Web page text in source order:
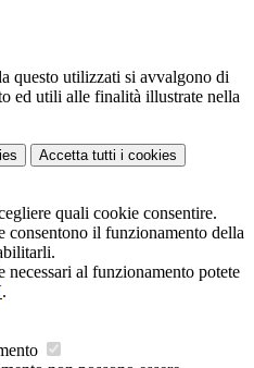
questo utilizzati si avvalgono di
ed utili alle finalità illustrate nella
Accetta tutti i cookies
quali cookie consentire.
consentono il funzionamento della
al funzionamento potete
.